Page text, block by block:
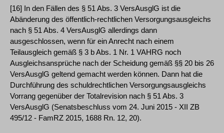
[16] In den Fällen des § 51 Abs. 3 VersAusglG ist die
Abänderung des öffentlich-rechtlichen Versorgungsausgleichs
nach § 51 Abs. 4 VersAusglG allerdings dann
ausgeschlossen, wenn für ein Anrecht nach einem
Teilausgleich gemäß § 3 b Abs. 1 Nr. 1 VAHRG noch
Ausgleichsansprüche nach der Scheidung gemäß §§ 20 bis 26
VersAusglG geltend gemacht werden können. Dann hat die
Durchführung des schuldrechtlichen Versorgungsausgleichs
Vorrang gegenüber der Totalrevision nach § 51 Abs. 3
VersAusglG (Senatsbeschluss vom 24. Juni 2015 - XII ZB
495/12 - FamRZ 2015, 1688 Rn. 12, 20).